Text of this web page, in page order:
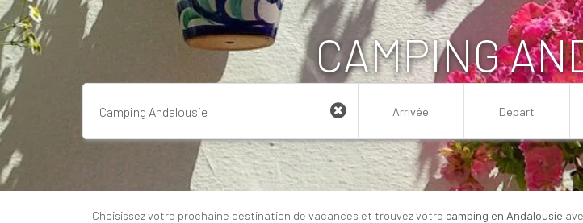
CAMPING
Choisissez votre prochaine destination de vacances et trouvez votre camping en Andalousie